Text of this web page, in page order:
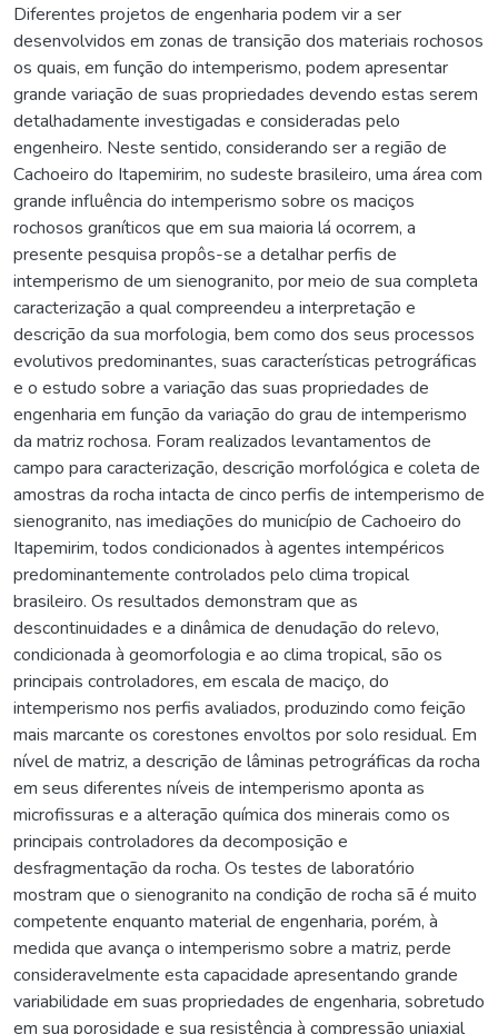
Diferentes projetos de engenharia podem vir a ser
desenvolvidos em zonas de transição dos materiais rochosos
os quais, em função do intemperismo, podem apresentar
grande variação de suas propriedades devendo estas serem
detalhadamente investigadas e consideradas pelo
engenheiro. Neste sentido, considerando ser a região de
Cachoeiro do Itapemirim, no sudeste brasileiro, uma área com
grande influência do intemperismo sobre os maciços
rochosos graníticos que em sua maioria lá ocorrem, a
presente pesquisa propôs-se a detalhar perfis de
intemperismo de um sienogranito, por meio de sua completa
caracterização a qual compreendeu a interpretação e
descrição da sua morfologia, bem como dos seus processos
evolutivos predominantes, suas características petrográficas
e o estudo sobre a variação das suas propriedades de
engenharia em função da variação do grau de intemperismo
da matriz rochosa. Foram realizados levantamentos de
campo para caracterização, descrição morfológica e coleta de
amostras da rocha intacta de cinco perfis de intemperismo de
sienogranito, nas imediações do município de Cachoeiro do
Itapemirim, todos condicionados à agentes intempéricos
predominantemente controlados pelo clima tropical
brasileiro. Os resultados demonstram que as
descontinuidades e a dinâmica de denudação do relevo,
condicionada à geomorfologia e ao clima tropical, são os
principais controladores, em escala de maciço, do
intemperismo nos perfis avaliados, produzindo como feição
mais marcante os corestones envoltos por solo residual. Em
nível de matriz, a descrição de lâminas petrográficas da rocha
em seus diferentes níveis de intemperismo aponta as
microfissuras e a alteração química dos minerais como os
principais controladores da decomposição e
desfragmentação da rocha. Os testes de laboratório
mostram que o sienogranito na condição de rocha sã é muito
competente enquanto material de engenharia, porém, à
medida que avança o intemperismo sobre a matriz, perde
consideravelmente esta capacidade apresentando grande
variabilidade em suas propriedades de engenharia, sobretudo
em sua porosidade e sua resistência à compressão uniaxial